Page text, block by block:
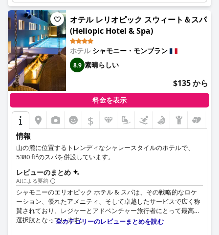
ホテルでの夕食は賛否両論です。7階のレストランの雰囲気と景
色は高く評価されていますが、メニューが限られており、料理が
4つ星ホテルにしてはシンプルすぎると感じるゲストもいます。
サービスの質はまちまちで、待ち時間が長く、一貫性がないと指
摘する人もいますが、特にハーフボードプランを利用している人
にとっては、全体的な食事体験は依然として価値があります。
客室は、その広さ、モダンな内装、そして清潔さで賞賛されてい
ます。宿泊客は、素晴らしい景色、居心地の良い木製のパネル、
ネスプレッソマシンなどのアメニティを強調しています。しか
し、照明が暗い場合があること、そして比較的小さめの客室で
は、時代遅れのカーペットのような小さな問題があることを指摘
する人もいます。
ホテルのスタッフは、そのフレンドリーさ、プロ意識、そして効
率性で称えられています。チームは、迅速なサービスと親切な態
度を通じてゲストエクスペリエンスを向上させ、歓迎的な環境に
貢献しています。ホテル全体の清潔さは定期的に強調されてお
り、客室と共用エリアはその非の打ちどころのない状態が高く評
価されています。
WiFiの品質には一貫性がありません。高速で信頼性が高いと感じ
る人もいれば、特に特定の客室では、電波が弱く速度が遅いと報
告する人もいます。スパは、手入れの行き届いた施設と愛想の良
オテル レリオピック スウィート＆スパ
(Heliopic Hotel & Spa)
ホテル シャモニー・モンブラン
8.9 素晴らしい
$135 から
料金を表示
$
情報
山の麓に位置するトレンディなシャレースタイルのホテルで、
5380 ft²のスパを併設しています。
レビューのまとめ
AIによる要約
シャモニーのエリオピック ホテル & スパは、その戦略的なロケ
ーション、優れたアメニティ、そして卓越したサービスで広く称
賛されており、レジャーとアドベンチャー旅行者にとって最高の
選択肢となっています。全カテゴリーのレビューまとめを読む